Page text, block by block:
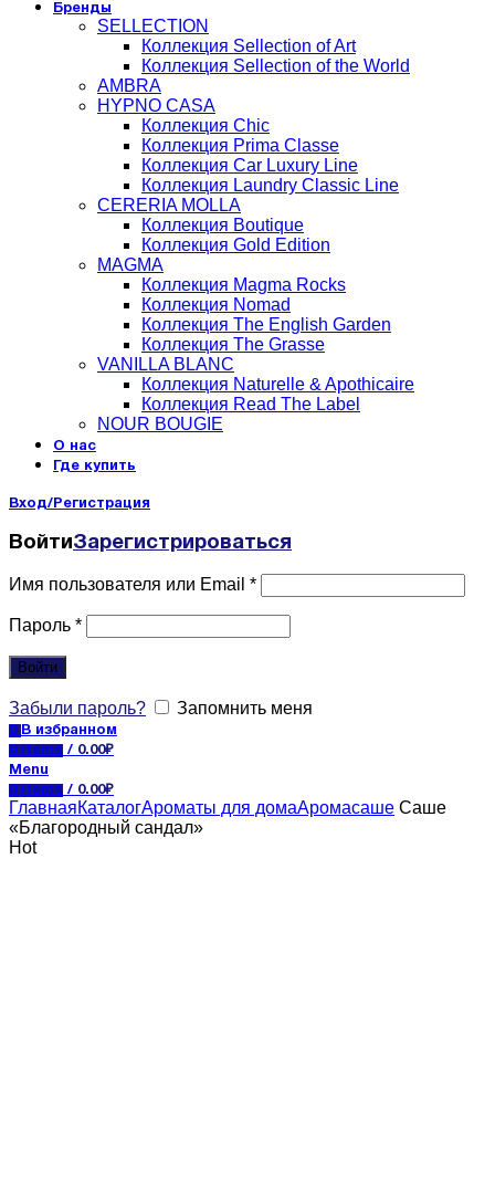
Бренды
SELLECTION
Коллекция Sellection of Art
Коллекция Sellection of the World
AMBRA
HYPNO CASA
Коллекция Chic
Коллекция Prima Classe
Коллекция Car Luxury Line
Коллекция Laundry Classic Line
CERERIA MOLLA
Коллекция Boutique
Коллекция Gold Edition
MAGMA
Коллекция Magma Rocks
Коллекция Nomad
Коллекция The English Garden
Коллекция The Grasse
VANILLA BLANC
Коллекция Naturelle & Apothicaire
Коллекция Read The Label
NOUR BOUGIE
О нас
Где купить
Вход/Регистрация
ВойтиЗарегистрироваться
Имя пользователя или Email *
Пароль *
Войти
Забыли пароль? Запомнить меня
0 В избранном
0
items / 0.00₽
Menu
0
items / 0.00₽
ГлавнаяКаталогАроматы для домаАромасаше Саше
«Благородный сандал»
Hot